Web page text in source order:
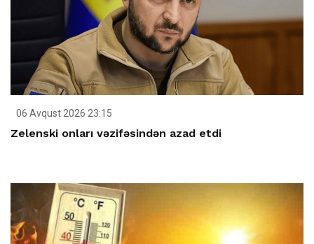
06 Avqust 2026 23:15
Zelenski onları vəzifəsindən azad etdi